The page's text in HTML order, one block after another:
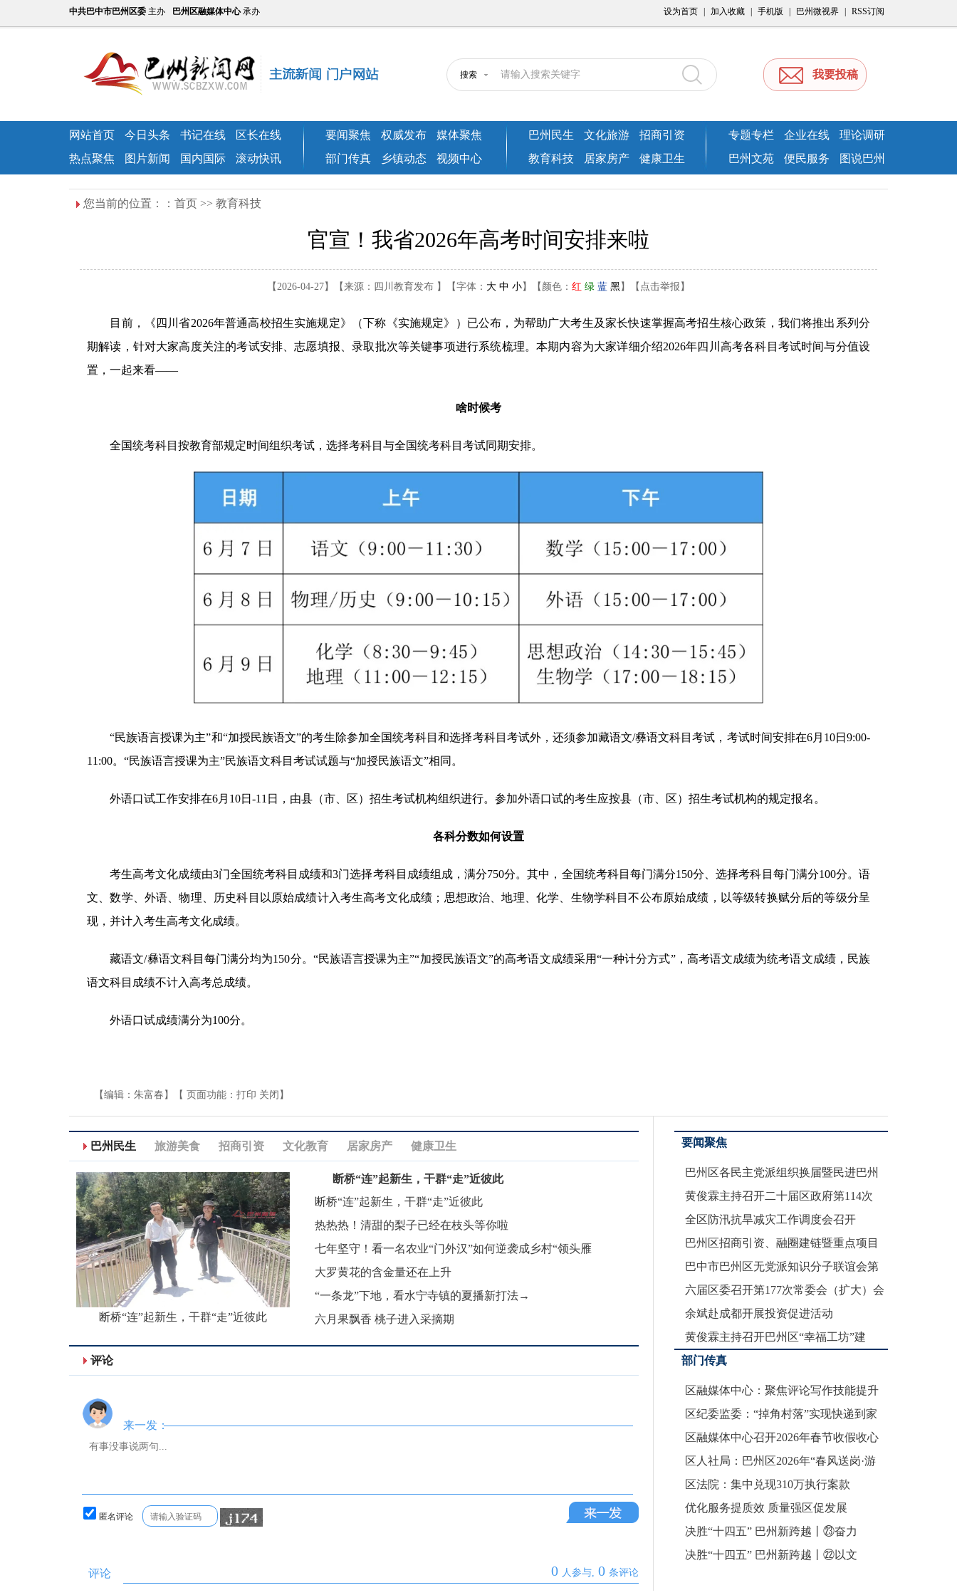
中共巴中市巴州区委 主办 巴州区融媒体中心承办 设为首页 加入收藏 手机版 巴州微视界 RSS订阅
搜索 我要投稿
网站首页 今日头条 书记在线
区长在线
热点聚焦
图片新闻 国内国际 滚动快讯
要闻聚焦 权威发布
媒体聚焦
部门传真
乡镇动态 视频中心
巴州民生 文化旅游
招商引资
教育科技
居家房产 健康卫生
专题专栏 企业在线
理论调研
巴州文苑
便民服务 图说巴州
您当前的位置：： 首页 >> 教育科技
官宣！我省2026年高考时间安排来啦
【2026-04-27】【来源：四川教育发布 】【字体： 大 中 小】【颜色： 红 绿 蓝 黑】 【点击举报】
目前，《四川省2026年普通高校招生实施规定》（下称《实施规定》）已公布，为帮助广大考生及家长快速掌握高考招生核心政策，我们将推出系列分
期解读，针对大家高度关注的考试安排、志愿填报、录取批次等关键事项进行系统梳理。本期内容为大家详细介绍2026年四川高考各科目考试时间与分值设
置，一起来看——
啥时候考
全国统考科目按教育部规定时间组织考试，选择考科目与全国统考科目考试同期安排。
“民族语言授课为主”和“加授民族语文”的考生除参加全国统考科目和选择考科目考试外，还须参加藏语文/彝语文科目考试，考试时间安排在6月10日9:00-
11:00。“民族语言授课为主”民族语文科目考试试题与“加授民族语文”相同。
外语口试工作安排在6月10日-11日，由县（市、区）招生考试机构组织进行。参加外语口试的考生应按县（市、区）招生考试机构的规定报名。
各科分数如何设置
考生高考文化成绩由3门全国统考科目成绩和3门选择考科目成绩组成，满分750分。其中，全国统考科目每门满分150分、选择考科目每门满分100分。语
文、数学、外语、物理、历史科目以原始成绩计入考生高考文化成绩；思想政治、地理、化学、生物学科目不公布原始成绩，以等级转换赋分后的等级分呈
现，并计入考生高考文化成绩。
藏语文/彝语文科目每门满分均为150分。“民族语言授课为主”“加授民族语文”的高考语文成绩采用“一种计分方式”，高考语文成绩为统考语文成绩，民族
语文科目成绩不计入高考总成绩。
外语口试成绩满分为100分。
【编辑：朱富春】【 页面功能： 打印 关闭 】
巴州民生 旅游美食 招商引资 文化教育 居家房产 健康卫生
断桥“连”起新生，干群“走”近彼此
断桥“连”起新生，干群“走”近彼此
断桥“连”起新生，干群“走”近彼此
热热热！清甜的梨子已经在枝头等你啦
七年坚守！看一名农业“门外汉”如何逆袭成乡村“领头雁
大罗黄花的含金量还在上升
“一条龙”下地，看水宁寺镇的夏播新打法→
六月果飘香 桃子进入采摘期
来巴中：慢慢走，欣赏啊
来巴中：慢慢走
又到了山里比城
巴中这家店，吃
去没有天花板的
评论
来一发：
匿名评论
评论 0 人参与, 0 条评论
要闻聚焦
巴州区各民主党派组织换届暨民进巴州
黄俊霖主持召开二十届区政府第114次
全区防汛抗旱减灾工作调度会召开
巴州区招商引资、融圈建链暨重点项目
巴中市巴州区无党派知识分子联谊会第
六届区委召开第177次常委会（扩大）会
议
余斌赴成都开展投资促进活动
黄俊霖主持召开巴州区“幸福工坊”建
部门传真
区融媒体中心：聚焦评论写作技能提升
区纪委监委：“掉角村落”实现快递到家
区融媒体中心召开2026年春节收假收心
区人社局：巴州区2026年“春风送岗·游
区法院：集中兑现310万执行案款
优化服务提质效 质量强区促发展
决胜“十四五” 巴州新跨越丨㉓奋力
决胜“十四五” 巴州新跨越丨㉒以文